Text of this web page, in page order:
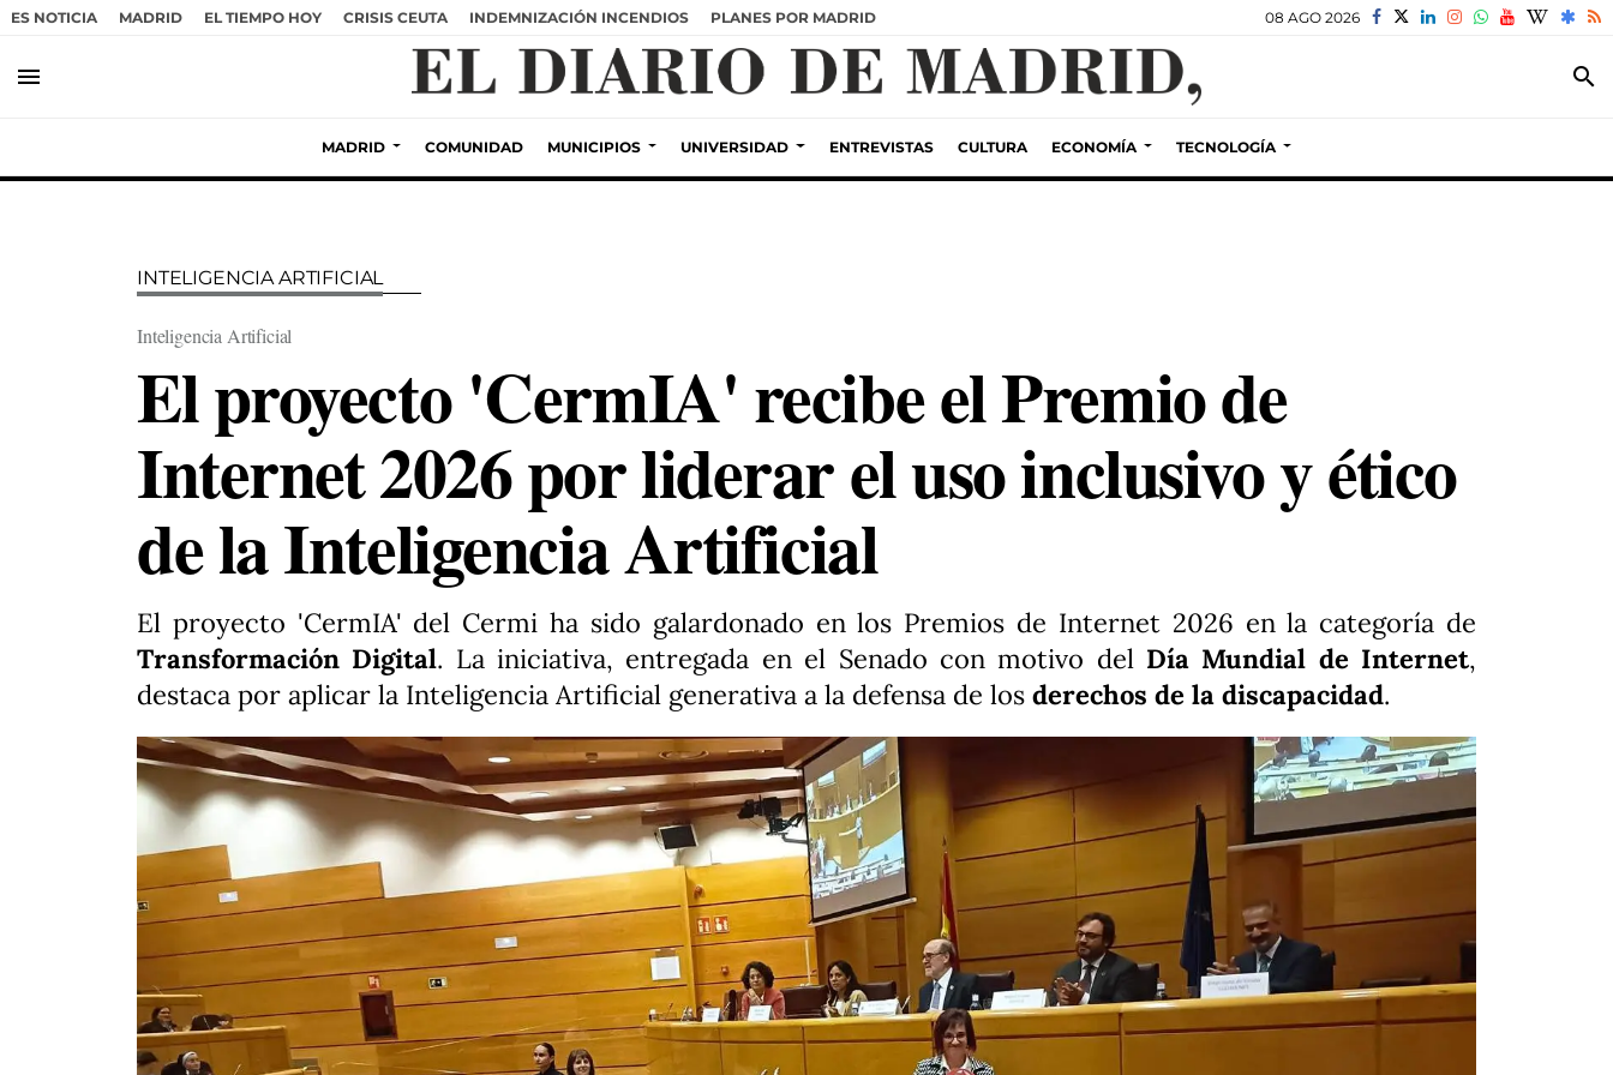
ES NOTICIA MADRID EL TIEMPO HOY CRISIS CEUTA INDEMNIZACIÓN INCENDIOS PLANES POR MADRID 08 AGO 2026
menu search
MADRID COMUNIDAD MUNICIPIOS UNIVERSIDAD ENTREVISTAS CULTURA ECONOMÍA TECNOLOGÍA
INTELIGENCIA ARTIFICIAL
Inteligencia Artificial
El proyecto 'CermIA' recibe el Premio de
Internet 2026 por liderar el uso inclusivo y ético
de la Inteligencia Artificial
El proyecto 'CermIA' del Cermi ha sido galardonado en los Premios de Internet 2026 en la categoría de
Transformación Digital. La iniciativa, entregada en el Senado con motivo del Día Mundial de Internet,
destaca por aplicar la Inteligencia Artificial generativa a la defensa de los derechos de la discapacidad.